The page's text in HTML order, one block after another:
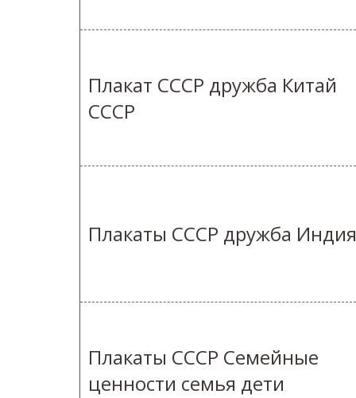
Плакат СССР дружба Китай
СССР
Плакаты СССР дружба Индия
Плакаты СССР Семейные
ценности семья дети